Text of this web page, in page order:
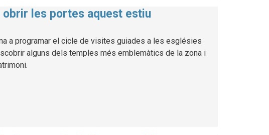
obrir les portes aquest estiu
a programar el cicle de visites guiades a les esglésies
alguns dels temples més emblemàtics de la zona i